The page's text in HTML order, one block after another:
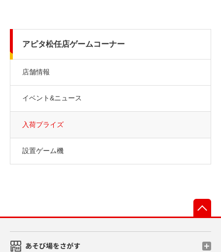
アピタ松任店ゲームコーナー
店舗情報
イベント&ニュース
入荷プライズ
設置ゲーム機
あそび場をさがす